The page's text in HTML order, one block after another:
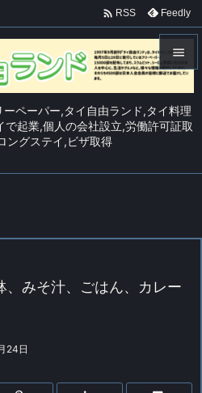
ペーパー,タイ自由ランド,タイ料理
起業,個人の会社設立,労働許可証取
ングステイ,ビザ取得

メニュ


 RSS Feedly
、みそ汁、ごはん、カレー
24日